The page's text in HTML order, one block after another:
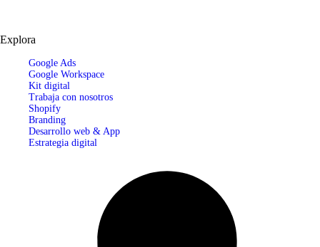
Explora
Google Ads
Google Workspace
Kit digital
Trabaja con nosotros
Shopify
Branding
Desarrollo web & App
Estrategia digital